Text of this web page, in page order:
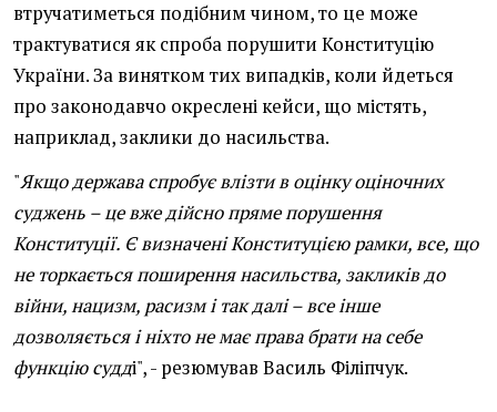
втручатиметься подібним чином, то це може
трактуватися як спроба порушити Конституцію
України. За винятком тих випадків, коли йдеться
про законодавчо окреслені кейси, що містять,
наприклад, заклики до насильства.
"Якщо держава спробує влізти в оцінку оціночних
суджень – це вже дійсно пряме порушення
Конституції. Є визначені Конституцією рамки, все, що
не торкається поширення насильства, закликів до
війни, нацизм, расизм і так далі – все інше
дозволяється і ніхто не має права брати на себе
функцію судді", - резюмував Василь Філіпчук.